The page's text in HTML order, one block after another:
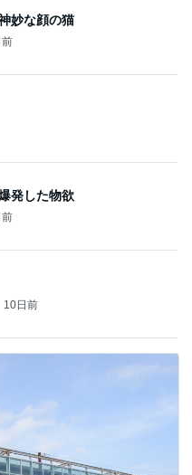
妙な顔の猫
発した物欲
前
10日前